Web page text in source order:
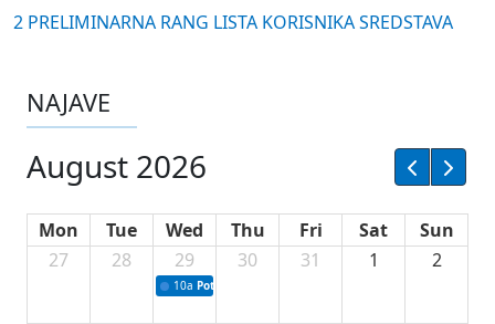
2 PRELIMINARNA RANG LISTA KORISNIKA SREDSTAVA
NAJAVE
August 2026
Mon Tue Wed Thu Fri Sat
Sun
27
28 29
10a Potpisivanje ugovora sa neprofitnim
30 31 1 2